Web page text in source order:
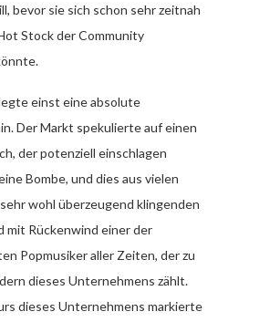
bevor sie sich schon sehr zeitnah
Stock der Community
einst eine absolute
Der Markt spekulierte auf einen
der potenziell einschlagen
Bombe, und dies aus vielen
wohl überzeugend klingenden
mit Rückenwind einer der
Popmusiker aller Zeiten, der zu
dieses Unternehmens zählt.
dieses Unternehmens markierte